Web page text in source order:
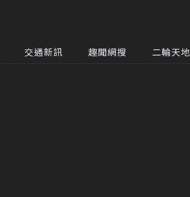
交通新訊 趣聞網搜 二輪天地